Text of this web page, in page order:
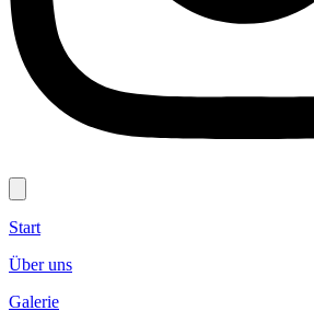
Start
Über uns
Galerie